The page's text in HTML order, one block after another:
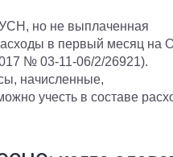
но не выплаченная
в первый месяц
№ 03-11-06/2/26921).
начисленные,
учесть в составе